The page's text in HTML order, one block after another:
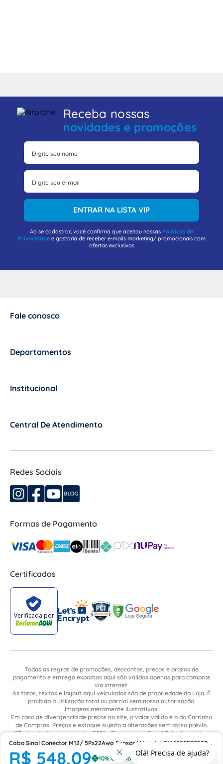
Cabo Sinal Conector M12/ 5Px22Awg Sensor/Atuador 5M 1890520500
Weidmuller Conexel
R$ 548,09
Receba nossas
novidades e promoções
ENTRAR NA LISTA VIP
Ao se cadastrar, você confirma que aceitou nossas Políticas de
Privacidadee gostaria de receber e-mails marketing/ promocionais com
ofertas exclusivas
Fale conosco
Departamentos
Institucional
Central De Atendimento
Redes Sociais
Formas de Pagamento
Certificados
Todas as regras de promoções, descontos, preços e prazos de
pagamento e entrega expostos aqui são válidos apenas para compras
via internet.
As fotos, textos e layout aqui veiculados são de propriedade da Loja. É
proibida a utilização total ou parcial sem nossa autorização.
Imagens meramente ilustrativas.
Em caso de divergência de preços no site, o valor válido é o do Carrinho
de Compras. Preços e estoque sujeito a alterações sem aviso prévio.
©Todos direitos reservados 2021 - Dimensional Brasil Soluções Ltda. -
CNPJ: 06.913.480/0015-63 - Avenida Armando Ragonha, 190 - Bairro
Village Limeira. Pavilhão Sítio São João - Limeira - SP / CEP: 13.481-316